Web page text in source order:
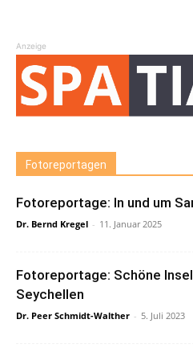
Anzeige
Fotoreportagen
Fotoreportage: In und um
Dr. Bernd Kregel - 11. Januar 2025
Fotoreportage: Schöne
Seychellen
Dr. Peer Schmidt-Walther - 5. Juli 2023